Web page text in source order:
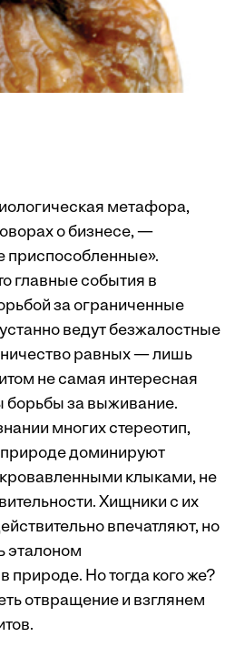
метафора,
о бизнесе, —
приспособленные».
главные события в
за ограниченные
ведут безжалостные
равных — лишь
не самая интересная
борьбы за выживание.
многих стереотип,
природе доминируют
клыками, не
Хищники с их
впечатляют, но
эталоном
природе. Но тогда кого же?
отвращение и взглянем